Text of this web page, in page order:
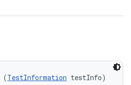
(TestInformation testInfo)